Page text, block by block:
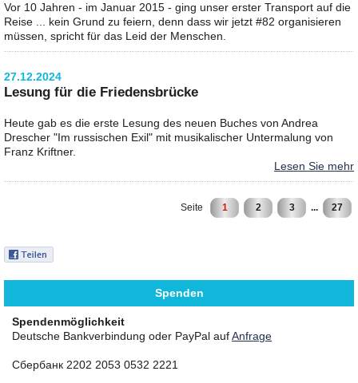
Vor 10 Jahren - im Januar 2015 - ging unser erster Transport auf die
Reise ... kein Grund zu feiern, denn dass wir jetzt #82 organisieren
müssen, spricht für das Leid der Menschen.
27.12.2024
Lesung für die Friedensbrücke
Heute gab es die erste Lesung des neuen Buches von Andrea
Drescher "Im russischen Exil" mit musikalischer Untermalung von
Franz Kriftner.
Lesen Sie mehr
Seite 1 2 3 ... 27
Spenden
Spendenmöglichkeit
Deutsche Bankverbindung oder PayPal aufAnfrage
Сбербанк 2202 2053 0532 2221